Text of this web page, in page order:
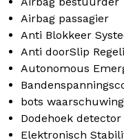
Airbag passagier
Anti Blokkeer
Anti doorSlip
Autonomous
bots
Dodehoek detector
Elektronisch